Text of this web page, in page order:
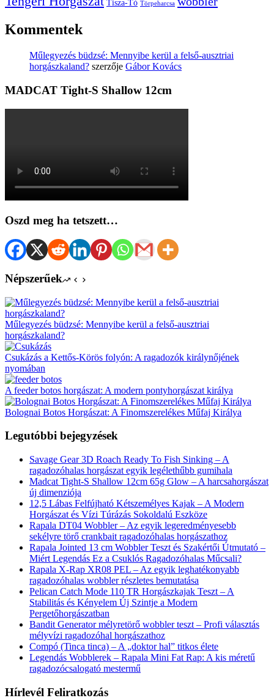
Tisza-Tó Törpeharcsa
Kommentek
Műlegyezés büdzsé: Mennyibe kerül a felső-ausztriai
horgászkaland? szerzője Gábor Kovács
MADCAT Tight-S Shallow 12cm
Oszd meg ha tetszett…
Népszerűek
Műlegyezés büdzsé: Mennyibe kerül a felső-ausztriai
horgászkaland?
Csukázás a Kettős-Körös folyón: A ragadozók királynőjének
nyomában
A feeder botos horgászat: A modern pontyhorgászat királya
Bolognai Botos Horgászat: A Finomszerelékes Műfaj Királya
Legutóbbi bejegyzések
Savage Gear 3D Roach Ready To Fish Sinking – A
ragadozóhalas horgászat egyik legélethűbb gumihala
Madcat Tight-S Shallow 12cm 65g Glow – A harcsahorgászat
új dimenziója
12,5 Lábas Felfújható Kétszemélyes Kajak – A Modern
Horgászat és Vízi Túrázás Sokoldalú Eszköze
Rapala DT04 Wobbler – Az egyik legeredményesebb
sekélyre törő crankbait ragadozóhalas horgászathoz
Rapala Jointed 13 cm Wobbler Teszt és Szakértői Útmutató –
Miért Legendás Ez a Csuklós Ragadozóhalas Műcsali?
Rapala X-Rap XR08 PEL – Az egyik leghatékonyabb
ragadozóhalas wobbler részletes bemutatása
Pelican Catch Mode 110 TR Horgászkajak Teszt – A
Stabilitás és Kényelem Új Szintje a Modern
Pergetőhorgászatban
Bandit Generator mélyretörő wobbler teszt – Profi választás
mélyvízi ragadozóhal horgászathoz
Compó (Tinca tinca) – A „doktor hal” titkos élete
Legendás Wobblerek – Rapala Mini Fat Rap: A kis méretű
ragadozócsalogató mestermű
Hírlevél Feliratkozás